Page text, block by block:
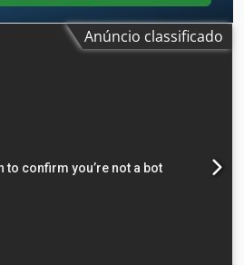
Anúncio classificado